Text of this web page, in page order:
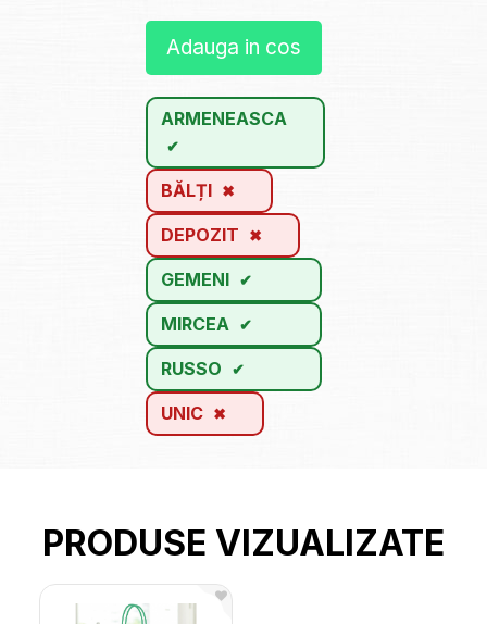
Adauga in cos
ARMENEASCA
BĂLȚI
DEPOZIT
GEMENI
MIRCEA
RUSSO
UNIC
PRODUSE VIZUALIZATE